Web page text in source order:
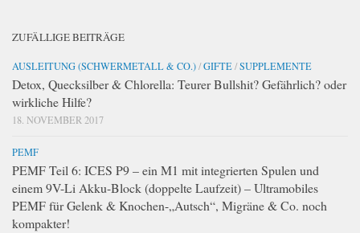
ZUFÄLLIGE BEITRÄGE
AUSLEITUNG (SCHWERMETALL & CO.)/GIFTE/SUPPLEMENTE
Detox, Quecksilber & Chlorella: Teurer Bullshit? Gefährlich? oder
wirkliche Hilfe?
18. NOVEMBER 2017
PEMF
PEMF Teil 6: ICES P9 – ein M1 mit integrierten Spulen und
einem 9V-Li Akku-Block (doppelte Laufzeit) – Ultramobiles
PEMF für Gelenk & Knochen-„Autsch“, Migräne & Co. noch
kompakter!